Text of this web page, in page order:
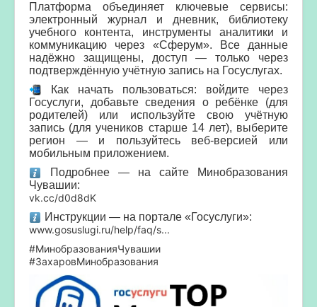
Платформа объединяет ключевые сервисы:
электронный журнал и дневник, библиотеку
учебного контента, инструменты аналитики и
коммуникацию через «Сферум». Все данные
надёжно защищены, доступ — только через
подтверждённую учётную запись на Госуслугах.
Как начать пользоваться: войдите через
Госуслуги, добавьте сведения о ребёнке (для
родителей) или используйте свою учётную
запись (для учеников старше 14 лет), выберите
регион — и пользуйтесь веб‑версией или
мобильным приложением.
Подробнее — на сайте Минобразования
Чувашии:
vk.cc/d0d8dK
Инструкции — на портале «Госуслуги»:
www.gosuslugi.ru/help/faq/s...
#МинобразованияЧувашии
#ЗахаровМинобразования